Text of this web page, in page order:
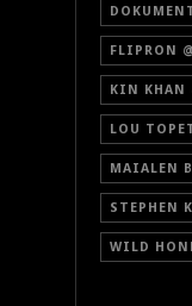
FLIPRON
KIN KHAN
LOU
MAIALEN
STEPHEN
WILD